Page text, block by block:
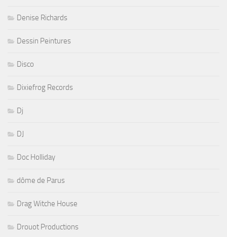
Denise Richards
Dessin Peintures
Disco
Dixiefrog Records
Dj
DJ
Doc Holliday
dôme de Parus
Drag Witche House
Drouot Productions